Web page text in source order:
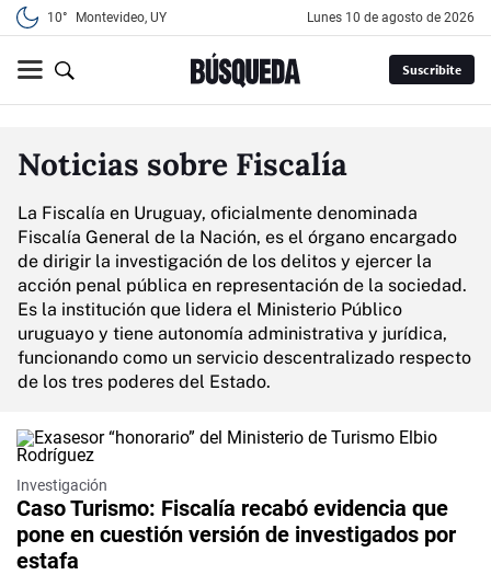
10° Montevideo, UY lunes 10 de agosto de 2026
Suscribite
Noticias sobre Fiscalía
La Fiscalía en Uruguay, oficialmente denominada
Fiscalía General de la Nación, es el órgano encargado
de dirigir la investigación de los delitos y ejercer la
acción penal pública en representación de la sociedad.
Es la institución que lidera el Ministerio Público
uruguayo y tiene autonomía administrativa y jurídica,
funcionando como un servicio descentralizado respecto
de los tres poderes del Estado.
Investigación
Caso Turismo: Fiscalía recabó evidencia que
pone en cuestión versión de investigados por
estafa